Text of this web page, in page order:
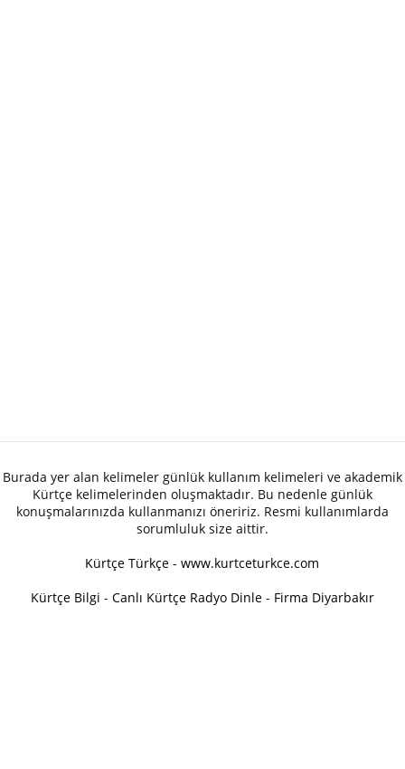
Burada yer alan kelimeler günlük kullanım kelimeleri ve akademik
Kürtçe kelimelerinden oluşmaktadır. Bu nedenle günlük
konuşmalarınızda kullanmanızı öneririz. Resmi kullanımlarda
sorumluluk size aittir.
Kürtçe Türkçe - www.kurtceturkce.com
Kürtçe Bilgi - Canlı Kürtçe Radyo Dinle - Firma Diyarbakır